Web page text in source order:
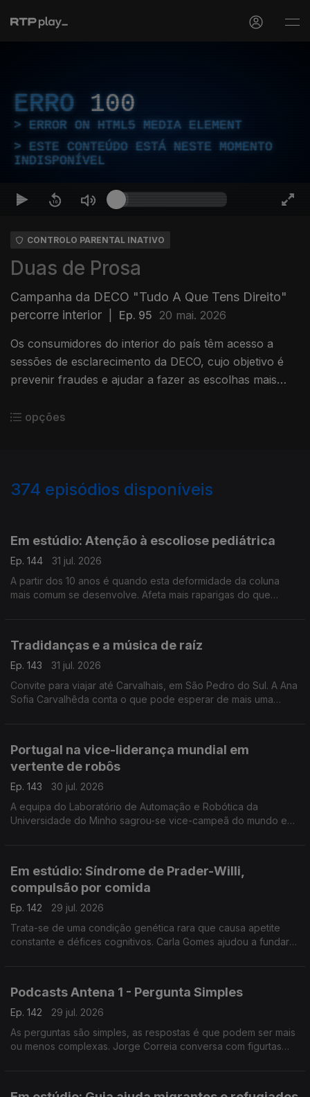
ERRO 100
ERROR ON HTML5 MEDIA ELEMENT
ESTE CONTEÚDO ESTÁ NESTE MOMENTO
INDISPONÍVEL
CONTROLO PARENTAL INATIVO
Duas de Prosa
Campanha da DECO "Tudo A Que Tens Direito"
percorre interior
Ep. 95 20 mai. 2026
Os consumidores do interior do país têm acesso a
sessões de esclarecimento da DECO, cujo objetivo é
prevenir fraudes e ajudar a fazer as escolhas mais
correr esta campanha.
opções
374 episódios disponíveis
Em estúdio: Atenção à escoliose pediátrica
Ep. 144
31 jul. 2026
A partir dos 10 anos é quando esta deformidade da coluna
mais comum se desenvolve. Afeta mais raparigas do que
Tradidanças e a música de raíz
Ep. 143
31 jul. 2026
Convite para viajar até Carvalhais, em São Pedro do Sul. A Ana
Sofia Carvalhêda conta o que pode esperar de mais uma
Portugal na vice-liderança mundial em
vertente de robôs
Ep. 143
30 jul. 2026
A equipa do Laboratório de Automação e Robótica da
Universidade do Minho sagrou-se vice-campeã do mundo em
Em estúdio: Síndrome de Prader-Willi,
compulsão por comida
Ep. 142
29 jul. 2026
Trata-se de uma condição genética rara que causa apetite
constante e défices cognitivos. Carla Gomes ajudou a fundar
Podcasts Antena 1 - Pergunta Simples
Ep. 142
29 jul. 2026
As perguntas são simples, as respostas é que podem ser mais
ou menos complexas. Jorge Correia conversa com figurtas